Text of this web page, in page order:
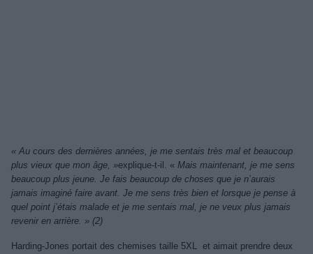
« Au cours des dernières années, je me sentais très mal et beaucoup
plus vieux que mon âge, »explique-t-il. « Mais maintenant, je me sens
beaucoup plus jeune. Je fais beaucoup de choses que je n’aurais
jamais imaginé faire avant. Je me sens très bien et lorsque je pense à
quel point j’étais malade et je me sentais mal, je ne veux plus jamais
revenir en arrière. » (2)
Harding-Jones portait des chemises taille 5XL et aimait prendre deux